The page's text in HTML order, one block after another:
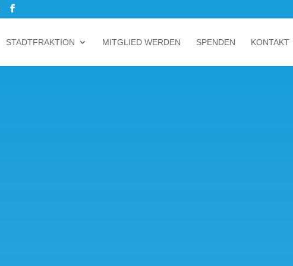
STADTFRAKTION MITGLIED WERDEN SPENDEN KONTAKT